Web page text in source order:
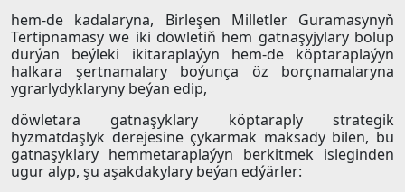
hem-de kadalaryna, Birleşen Milletler Guramasynyň
Tertipnamasy we iki döwletiň hem gatnaşyjylary bolup
durýan beýleki ikitaraplaýyn hem-de köptaraplaýyn
halkara şertnamalary boýunça öz borçnamalaryna
ygrarlydyklaryny beýan edip,
döwletara gatnaşyklary köptaraply strategik
hyzmatdaşlyk derejesine çykarmak maksady bilen, bu
gatnaşyklary hemmetaraplaýyn berkitmek isleginden
ugur alyp, şu aşakdakylary beýan edýärler: